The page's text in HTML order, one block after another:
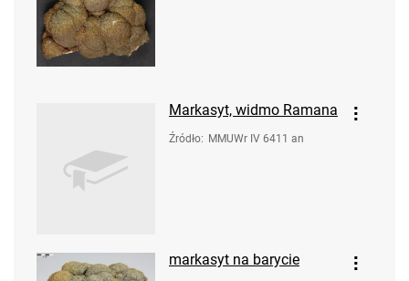
Markasyt, widmo Ramana
Źródło: MMUWr IV 6411 an
markasyt na barycie